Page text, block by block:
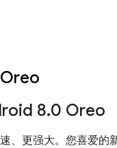
8.0 Oreo
、更强大。您喜爱的